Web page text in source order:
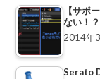
【サポ
ない！？
2014年
Serato